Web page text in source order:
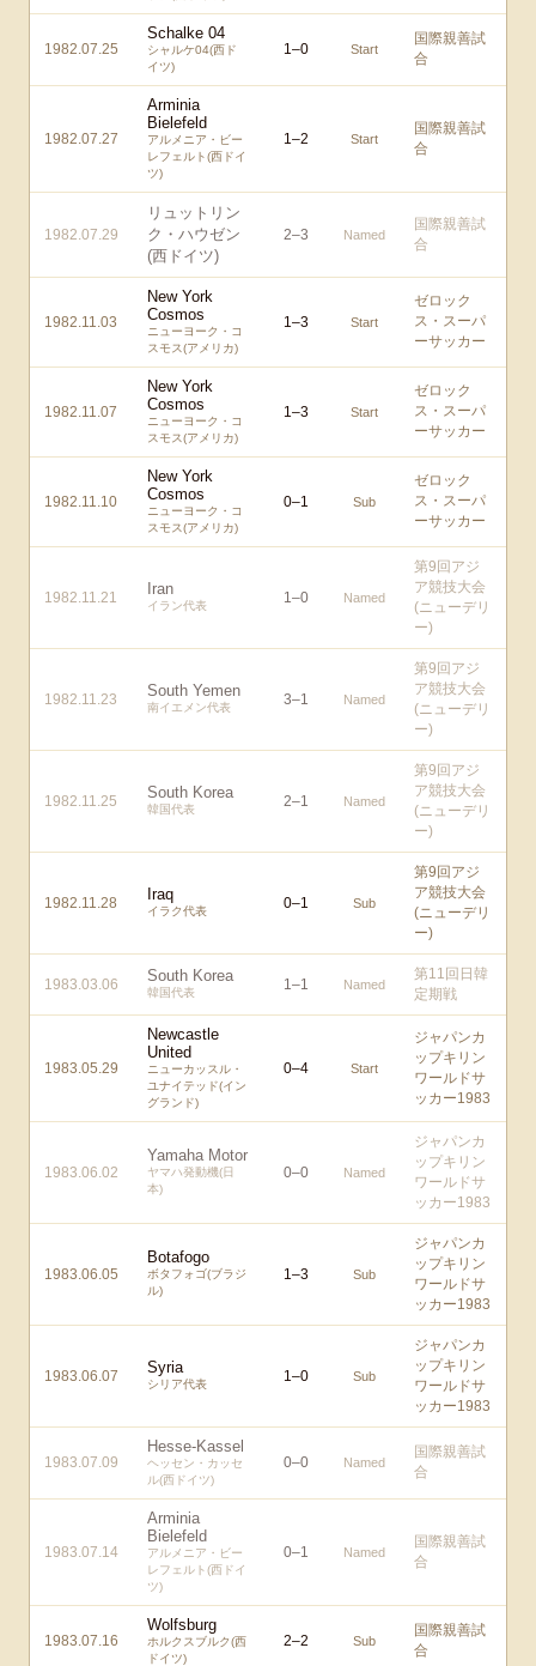
1982.07.25
Schalke 04
シャルケ04(西ド
イツ)
1–0 Start
国際親善試
合
1982.07.27
Arminia
Bielefeld
アルメニア・ビー
レフェルト(西ドイ
ツ)
1–2 Start
国際親善試
合
1982.07.29
リュットリン
ク・ハウゼン
(西ドイツ)
2–3 Named
国際親善試
合
1982.11.03
New York
Cosmos
ニューヨーク・コ
スモス(アメリカ)
1–3 Start
ゼロック
ス・スーパ
ーサッカー
1982.11.07
New York
Cosmos
ニューヨーク・コ
スモス(アメリカ)
1–3 Start
ゼロック
ス・スーパ
ーサッカー
1982.11.10
New York
Cosmos
ニューヨーク・コ
スモス(アメリカ)
0–1 Sub
ゼロック
ス・スーパ
ーサッカー
1982.11.21 Iran
イラン代表 1–0 Named
第9回アジ
ア競技大会
(ニューデリ
ー)
1982.11.23 South Yemen
南イエメン代表 3–1 Named
第9回アジ
ア競技大会
(ニューデリ
ー)
1982.11.25 South Korea
韓国代表 2–1 Named
第9回アジ
ア競技大会
(ニューデリ
ー)
1982.11.28 Iraq
イラク代表 0–1 Sub
第9回アジ
ア競技大会
(ニューデリ
ー)
1983.03.06 South Korea
韓国代表 1–1 Named
第11回日韓
定期戦
1983.05.29
Newcastle
United
ニューカッスル・
ユナイテッド(イン
グランド)
0–4 Start
ジャパンカ
ップキリン
ワールドサ
ッカー1983
1983.06.02
Yamaha Motor
ヤマハ発動機(日
本)
0–0 Named
ジャパンカ
ップキリン
ワールドサ
ッカー1983
1983.06.05
Botafogo
ボタフォゴ(ブラジ
ル)
1–3 Sub
ジャパンカ
ップキリン
ワールドサ
ッカー1983
1983.06.07 Syria
シリア代表 1–0 Sub
ジャパンカ
ップキリン
ワールドサ
ッカー1983
1983.07.09
Hesse-Kassel
ヘッセン・カッセ
ル(西ドイツ)
0–0 Named
国際親善試
合
1983.07.14
Arminia
Bielefeld
アルメニア・ビー
レフェルト(西ドイ
ツ)
0–1 Named
国際親善試
合
1983.07.16
Wolfsburg
ホルクスブルク(西
ドイツ)
2–2 Sub
国際親善試
合